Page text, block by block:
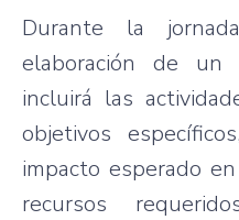
Durante la
elaboración de un
incluirá las
objetivos
impacto esperado
recursos